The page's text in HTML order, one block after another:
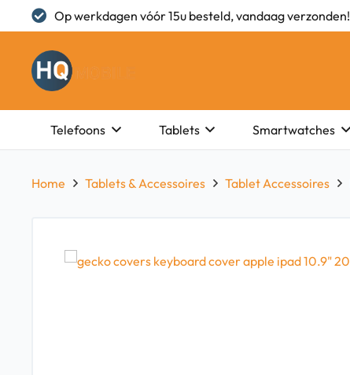
Op werkdagen vóór 15u besteld, vandaag verzonden!
Telefoons Tablets Smartwatches
Home Tablets & Accessoires Tablet Accessoires